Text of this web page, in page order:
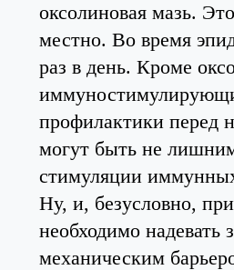
оксолиновая мазь.
местно. Во время
раз в день. Кроме
профилактики перед
могут быть не
стимуляции
Ну, и, безусловно,
необходимо
механическим